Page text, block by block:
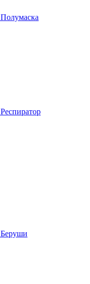
Полумаска
Респиратор
Беруши